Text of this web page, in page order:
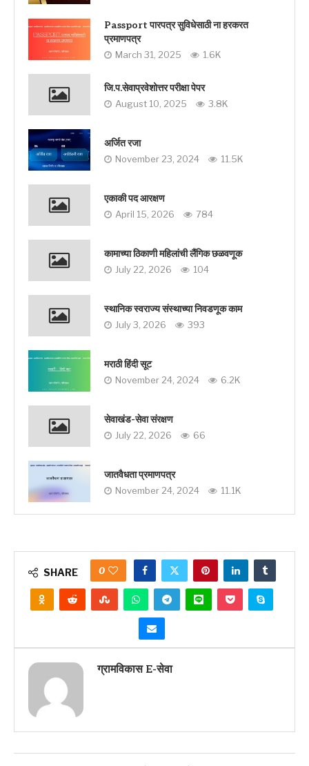
Passport पारपत्र सुविधेसाठी ना हरकरत
प्रमाणपत्र
March 31, 2025 1.6K
जि.प.सेवाप्रवेशोत्तर परीक्षा पेपर
August 10, 2025 3.8K
अर्जित रजा
November 23, 2024 11.5K
एकाकी पद आरक्षण
April 15, 2026 784
कामाच्या ठिकाणी महिलांची लैंगिक छळवणूक
July 22, 2026 104
स्थानिक स्वराज्य संस्थाच्या निवडणूक काम
July 3, 2026 393
मराठी हिंदी सूट
November 24, 2024 6.2K
सेवाखंड-सेवा संरक्षण
July 22, 2026 66
जातवैधता प्रमाणपत्र
November 24, 2024 11.1K
SHARE 0
ग्रामविकास E-सेवा